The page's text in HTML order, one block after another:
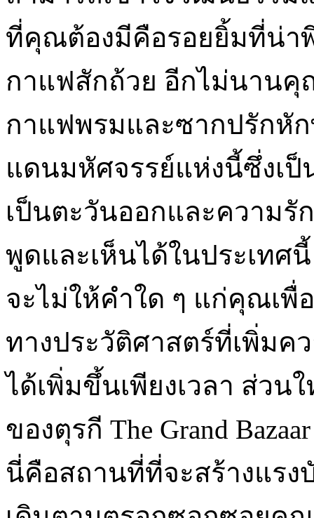
ที่คุณต้องมีคือรอยยิ้มที่น่า
กาแฟสักถ้วย อีกไม่นาน
กาแฟพรมและซากปรักหั
แดนมหัศจรรย์แห่งนี้ซึ่งเ
เป็นตะวันออกและความ
พูดและเห็นได้ในประเท
จะไม่ให้คำใด ๆ แก่คุณเพื่
ทางประวัติศาสตร์ที่เพิ่ม
ได้เพิ่มขึ้นเพียงเวลา ส่ว
ของตุรกี The Grand
นี่คือสถานที่ที่จะสร้างแร